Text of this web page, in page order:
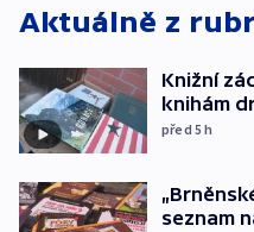
Aktuálně z
Knižní
knihám
před 5h
seznam